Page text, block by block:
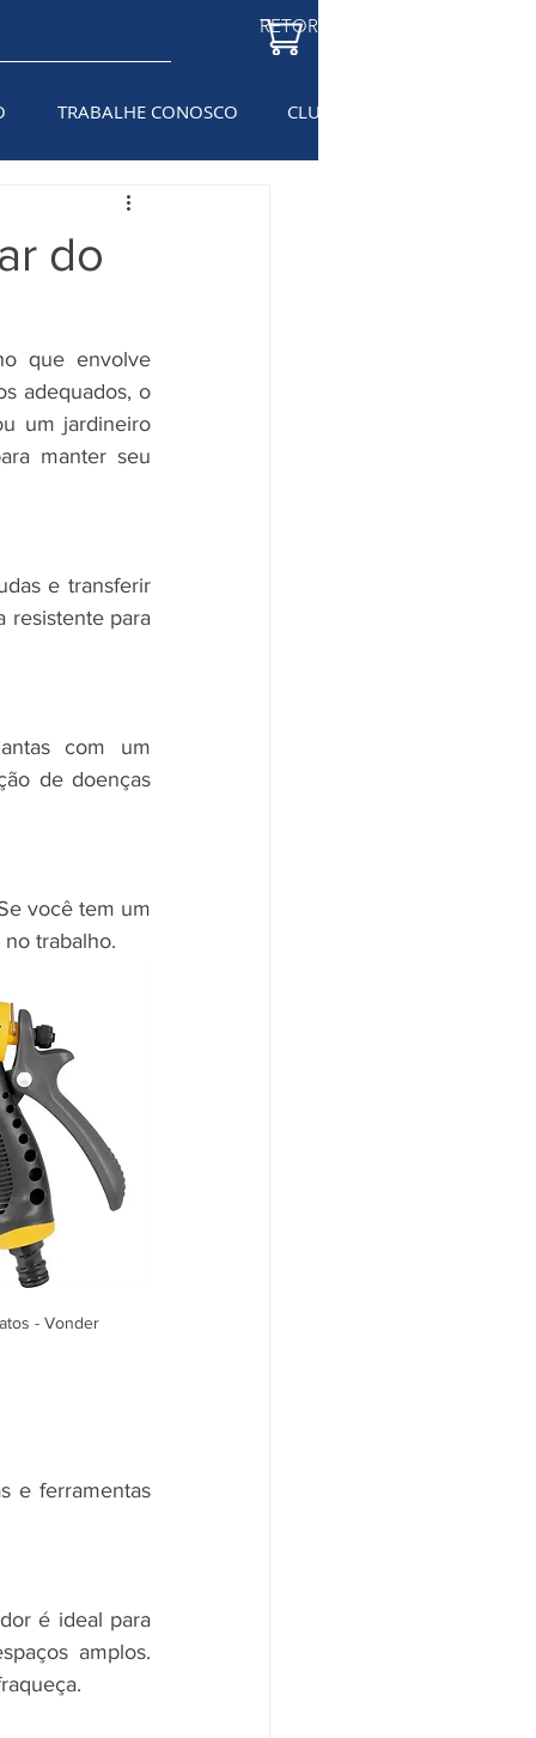
RETORNAR À LOJA
TRABALHE CONOSCO CLUBE DO ELETRICISTA
do
que envolve
adequados, o
um jardineiro
manter seu
e transferir
resistente para
com um
de doenças
você tem um
trabalho.
- Vonder
e ferramentas
é ideal para
amplos.